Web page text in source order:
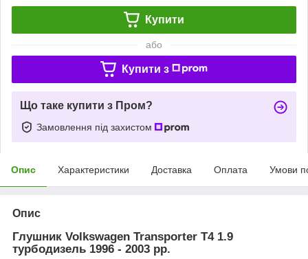
Купити
або
Купити з
Що таке купити з Пром?
Замовлення під захистом
Опис Характеристики Доставка Оплата Умови
Опис
Глушник Volkswagen Transporter T4 1.9
турбодизель 1996 - 2003 рр.